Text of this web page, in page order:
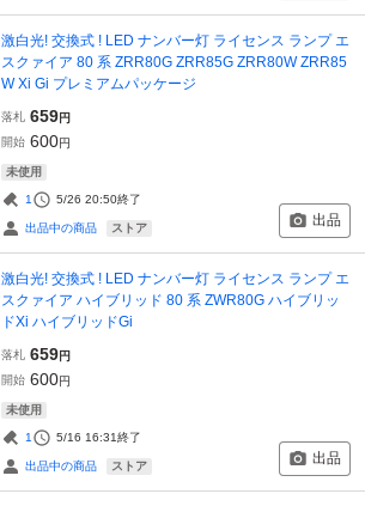
激白光! 交換式 ! LED ナンバー灯 ライセンス ランプ エ
スクァイア 80 系 ZRR80G ZRR85G ZRR80W ZRR85
W Xi Gi プレミアムパッケージ
落札 659円
開始 600円
未使用
1 5/26 20:50終了
出品中の商品 ストア 出品
激白光! 交換式 ! LED ナンバー灯 ライセンス ランプ エ
スクァイア ハイブリッド 80 系 ZWR80G ハイブリッ
ドXi ハイブリッドGi
落札 659円
開始 600円
未使用
1 5/16 16:31終了
出品中の商品 ストア 出品